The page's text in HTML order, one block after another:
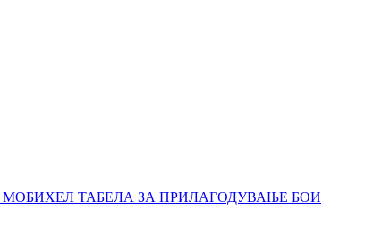
МОБИХЕЛ ТАБЕЛА ЗА ПРИЛАГОДУВАЊЕ БОИ